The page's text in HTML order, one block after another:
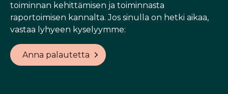
toiminnan kehittämisen ja toiminnasta
raportoimisen kannalta. Jos sinulla on hetki aikaa,
vastaa lyhyeen kyselyymme:
Anna palautetta